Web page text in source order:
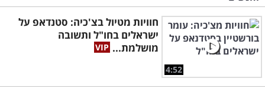
4:52
חוויות מטיול בצ'כיה: סטנדאפ על
ישראלים בחו"ל ותשובה
מושלמת...